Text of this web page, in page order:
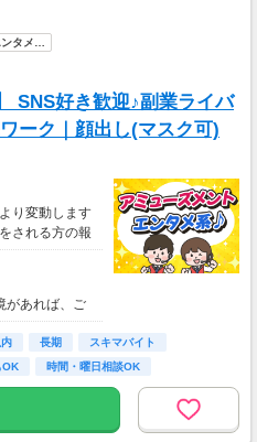
タメ…
SNS好き歓迎♪副業ライバ
ーク｜顔出し(マスク可)
り変動します
される方の報
程度）
社員や主婦の
があれば、ご
イベートとの
長期
スキマバイト
OK 時間・曜日相談OK